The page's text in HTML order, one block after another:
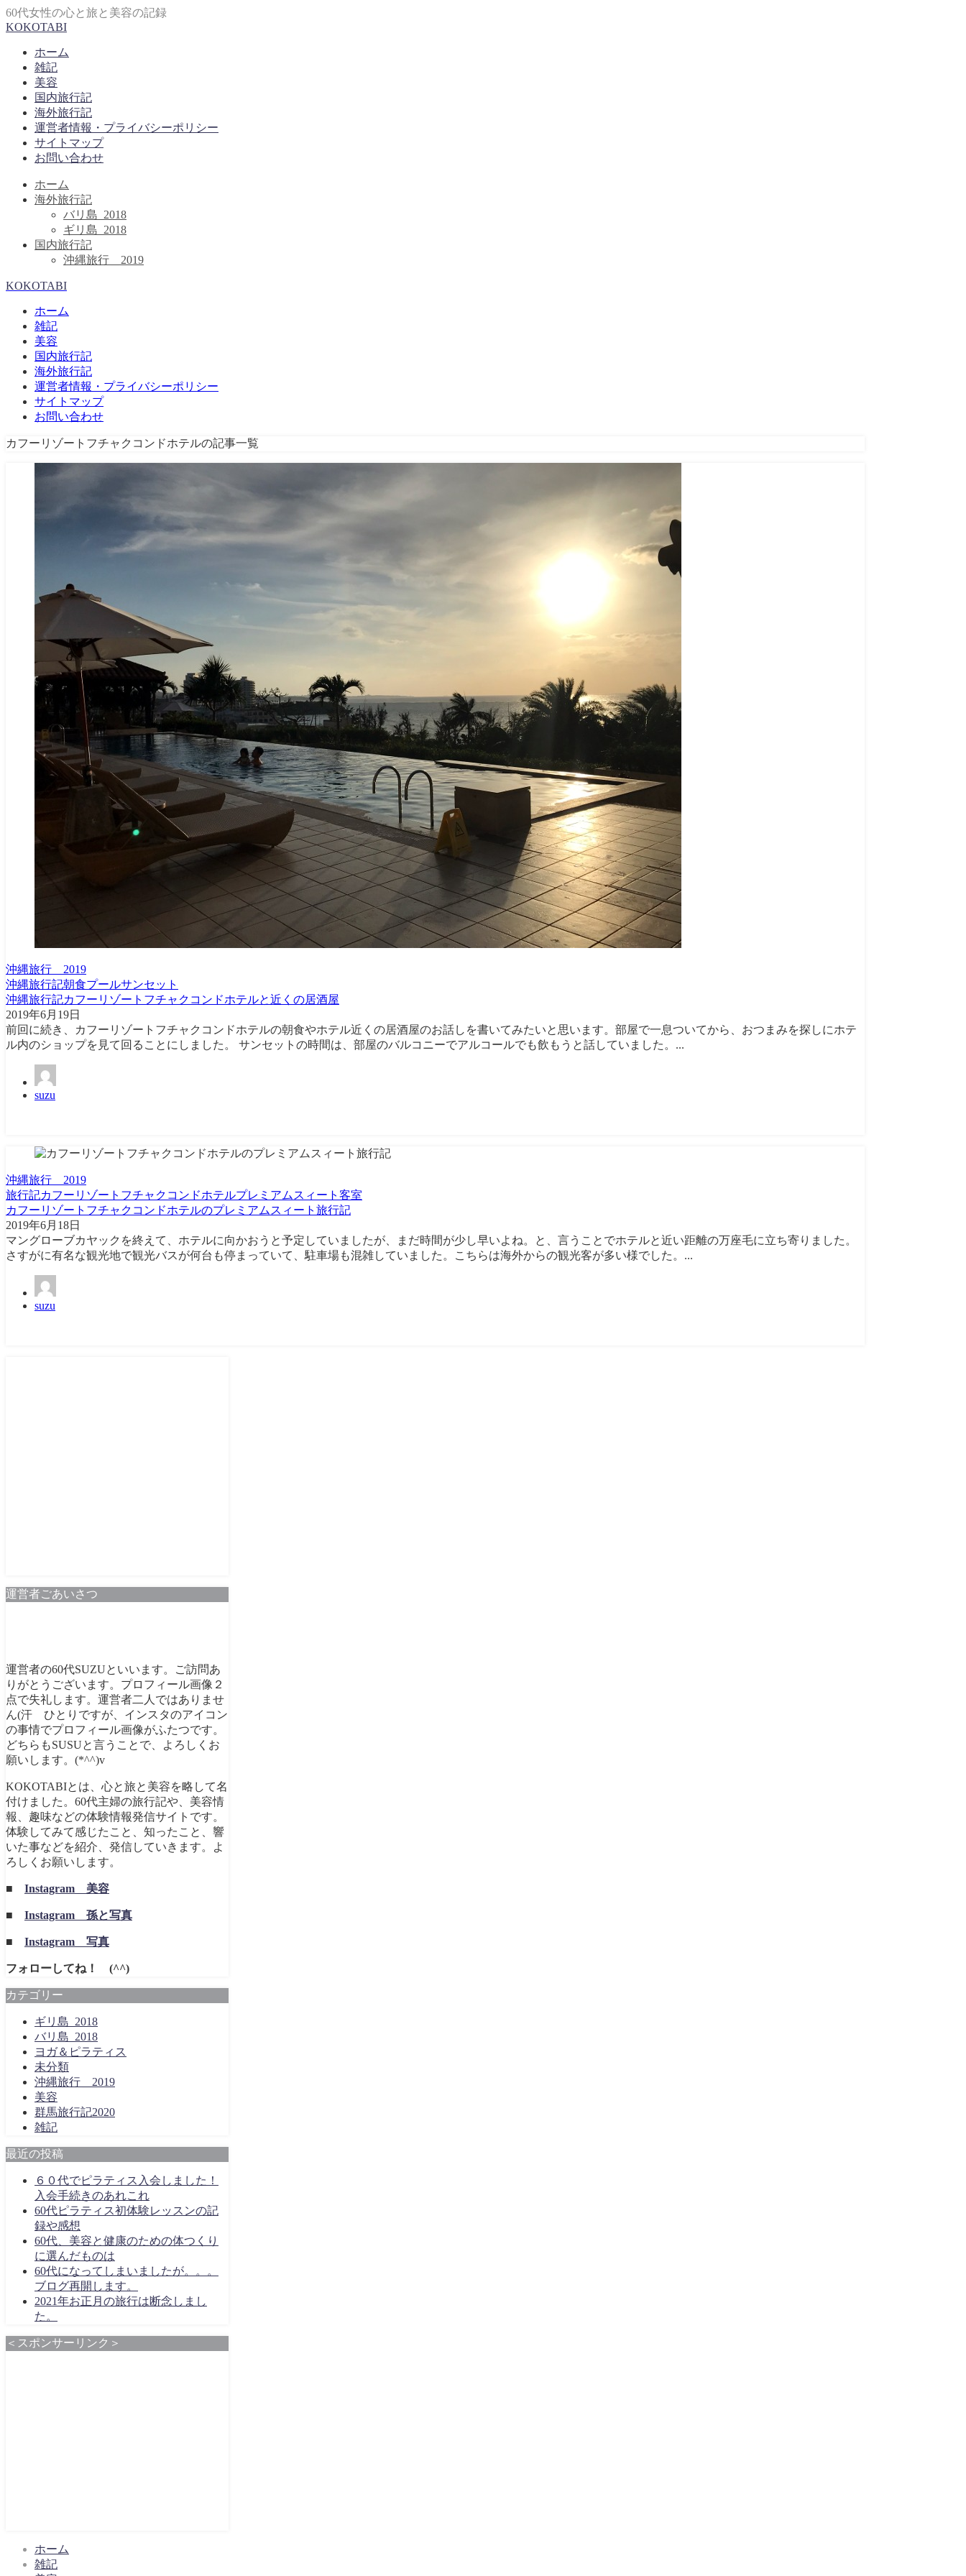
60代女性の心と旅と美容の記録
KOKOTABI
ホーム
雑記
美容
国内旅行記
海外旅行記
運営者情報・プライバシーポリシー
サイトマップ
お問い合わせ
ホーム
海外旅行記
バリ島_2018
ギリ島_2018
国内旅行記
沖縄旅行＿2019
KOKOTABI
ホーム
雑記
美容
国内旅行記
海外旅行記
運営者情報・プライバシーポリシー
サイトマップ
お問い合わせ
カフーリゾートフチャクコンドホテルの記事一覧
沖縄旅行＿2019
沖縄旅行記朝食プールサンセット
沖縄旅行記カフーリゾートフチャクコンドホテルと近くの居酒屋
2019年6月19日
前回に続き、カフーリゾートフチャクコンドホテルの朝食やホテル近くの居酒屋のお話しを書いてみたいと思います。部屋で一息ついてから、おつまみを探しにホテ
ル内のショップを見て回ることにしました。 サンセットの時間は、部屋のバルコニーでアルコールでも飲もうと話していました。...
suzu
沖縄旅行＿2019
旅行記カフーリゾートフチャクコンドホテルプレミアムスィート 客室
カフーリゾートフチャクコンドホテルのプレミアムスィート旅行記
2019年6月18日
マングローブカヤックを終えて、ホテルに向かおうと予定していましたが、まだ時間が少し早いよね。と、言うことでホテルと近い距離の万座毛に立ち寄りました。
さすがに有名な観光地で観光バスが何台も停まっていて、駐車場も混雑していました。こちらは海外からの観光客が多い様でした。...
suzu
運営者ごあいさつ
運営者の60代SUZUといいます。ご訪問あ
りがとうございます。プロフィール画像２
点で失礼します。運営者二人ではありませ
ん(汗 ひとりですが、インスタのアイコン
の事情でプロフィール画像がふたつです。
どちらもSUSUと言うことで、よろしくお
願いします。(*^^)v
KOKOTABIとは、心と旅と美容を略して名
付けました。60代主婦の旅行記や、美容情
報、趣味などの体験情報発信サイトです。
体験してみて感じたこと、知ったこと、響
いた事などを紹介、発信していきます。よ
ろしくお願いします。
■ Instagram 美容
■ Instagram 孫と写真
■ Instagram 写真
フォローしてね！ (^^)
カテゴリー
ギリ島_2018
バリ島_2018
ヨガ＆ピラティス
未分類
沖縄旅行＿2019
美容
群馬旅行記2020
雑記
最近の投稿
６０代でピラティス入会しました！
入会手続きのあれこれ
60代ピラティス初体験レッスンの記
録や感想
60代、美容と健康のための体つくり
に選んだものは
60代になってしまいましたが。。。
ブログ再開します。
2021年お正月の旅行は断念しまし
た。
＜スポンサーリンク＞
ホーム
雑記